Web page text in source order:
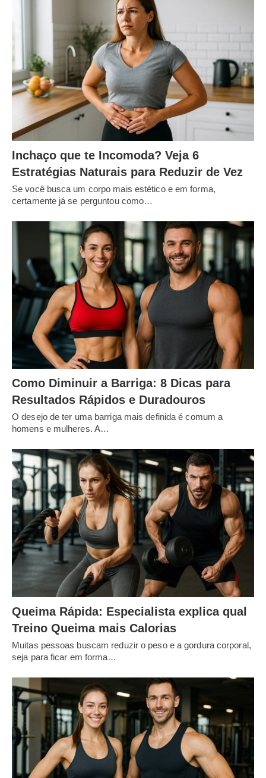
Inchaço que te Incomoda? Veja 6
Estratégias Naturais para Reduzir de Vez
Se você busca um corpo mais estético e em forma,
certamente já se perguntou como…
Como Diminuir a Barriga: 8 Dicas para
Resultados Rápidos e Duradouros
O desejo de ter uma barriga mais definida é comum a
homens e mulheres. A…
Queima Rápida: Especialista explica qual
Treino Queima mais Calorias
Muitas pessoas buscam reduzir o peso e a gordura corporal,
seja para ficar em forma…